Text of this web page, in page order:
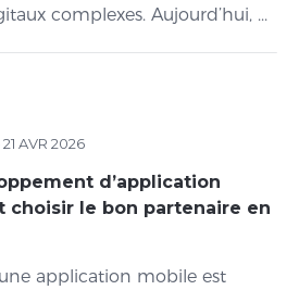
complexes. Aujourd’hui, ...
21 AVR 2026
d’application
choisir le bon partenaire en
application mobile est